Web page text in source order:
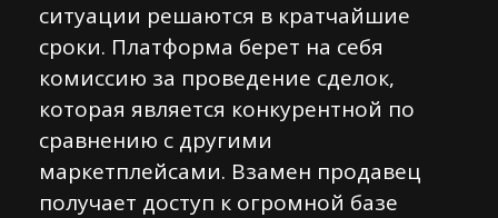
ситуации решаются в кратчайшие
сроки. Платформа берет на себя
комиссию за проведение сделок,
которая является конкурентной по
сравнению с другими
маркетплейсами. Взамен продавец
получает доступ к огромной базе